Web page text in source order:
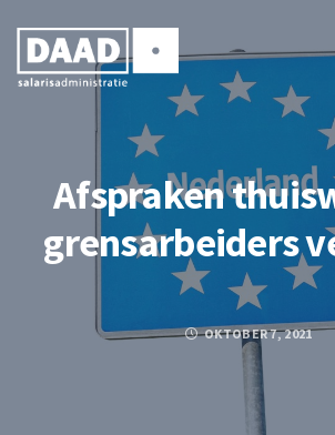
Afspraken
grensarbeiders
OKTOBER 7, 2021